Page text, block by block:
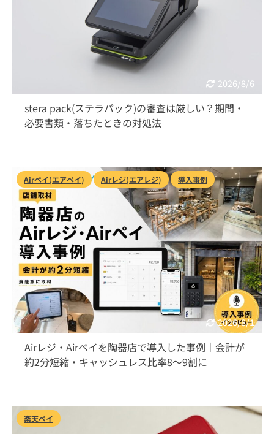
2026/8/6
stera pack(ステラパック)の審査は厳しい？期間・
必要書類・落ちたときの対処法
2026/8/1
Airペイ(エアペイ) Airレジ(エアレジ) 導入事例
Airレジ・Airペイを陶器店で導入した事例｜会計が
約2分短縮・キャッシュレス比率8〜9割に
楽天ペイ